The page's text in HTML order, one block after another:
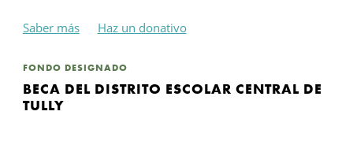
Saber más Haz un donativo
FONDO DESIGNADO
BECA DEL DISTRITO ESCOLAR CENTRAL DE
TULLY